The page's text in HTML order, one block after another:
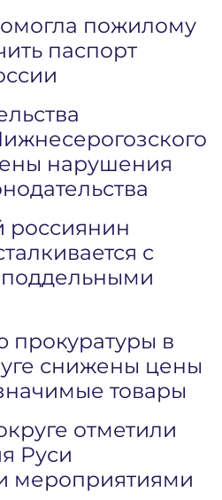
пожилому
паспорт
нарушения
россиянин
с
прокуратуры в
снижены цены
товары
отметили
Руси
мероприятиями